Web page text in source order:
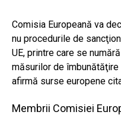
Comisia Europeană va
nu procedurile de
UE, printre care se
măsurilor de
afirmă surse europene
Membrii Comisiei